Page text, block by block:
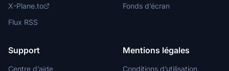
X-Plane.to
Flux RSS
Fonds d’écran
Support
Centre d’aide
Mentions légales
Conditions d’utilisation